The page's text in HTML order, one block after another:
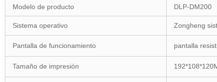
Modelo de producto DLP-DM200
Sistema operativo Zongheng
Pantalla de funcionamiento pantalla
Tamaño de impresión